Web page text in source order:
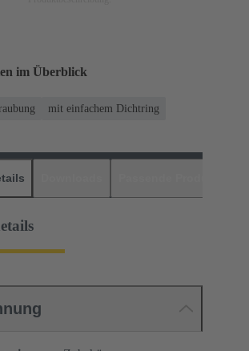
im Überblick
mit einfachem Dichtring